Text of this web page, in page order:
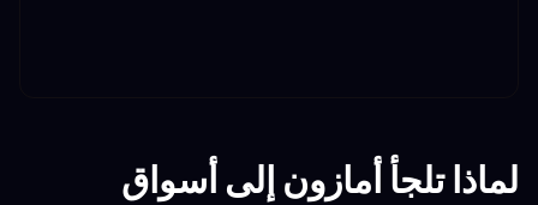
لماذا تلجأ أمازون إلى أسواق